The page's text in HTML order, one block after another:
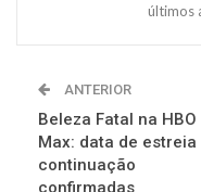
últimos
ANTERIOR
Beleza Fatal na HBO
Max: data de estreia
continuação
confirmadas